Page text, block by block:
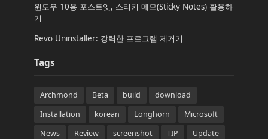
윈도우 10용 포스트잇, 스티커 메모(Sticky Notes) 활용하
기
Revo Uninstaller: 강력한 프로그램 제거기
Tags
Archmond Beta build
download
Installation
korean Longhorn
Microsoft
News
Review screenshot TIP
Update